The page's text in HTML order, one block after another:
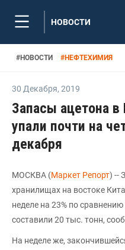
НОВОСТИ
#НОВОСТИ #НЕФТЕХИМИЯ
30 Декабря, 2019
Запасы ацетона
упали почти на
декабря
МОСКВА (Маркет Репорт) --
хранилищах на востоке
неделе на 23% по
составили 20 тыс. тонн,
На неделе же,